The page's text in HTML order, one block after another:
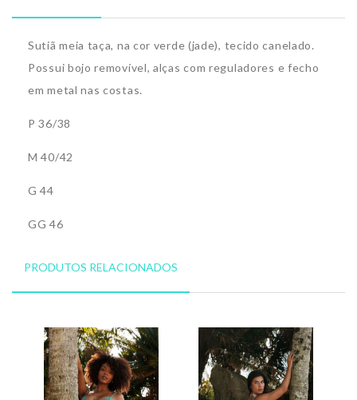
Sutiã meia taça, na cor verde (jade), tecido canelado.
Possui bojo removível, alças com reguladores e fecho
em metal nas costas.
P 36/38
M 40/42
G 44
GG 46
PRODUTOS RELACIONADOS